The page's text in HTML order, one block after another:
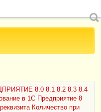
8.0 8.1 8.2 8.3 8.4
в 1С Предприятие 8
Количество при